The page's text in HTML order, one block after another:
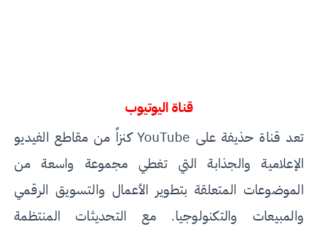
قناة اليوتيوب
تعد قناة حذيفة على YouTube كنزاً من مقاطع الفيديو
الإعلامية والجذابة التي تغطي مجموعة واسعة من
الموضوعات المتعلقة بتطوير الأعمال والتسويق الرقمي
والمبيعات والتكنولوجيا. مع التحديثات المنتظمة